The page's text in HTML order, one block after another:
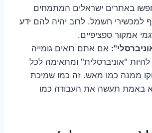
באתרים ישראלים המתמחים
למכשירי חשמל. לרוב יהיה להם ידע
אמקור ספציפיים.
אם אתם רואים גומייה
"אוניברסלית" ומתאימה לכל
ממנה כמו מאש. זה כמו שמיכת
באמת תעשה את העבודה כמו